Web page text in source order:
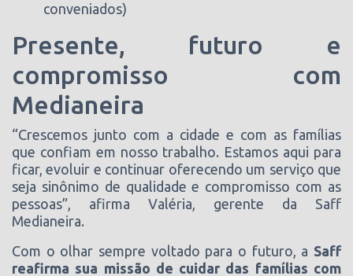
conveniados)
Presente, futuro e
compromisso com
Medianeira
“Crescemos junto com a cidade e com as famílias
que confiam em nosso trabalho. Estamos aqui para
ficar, evoluir e continuar oferecendo um serviço que
seja sinônimo de qualidade e compromisso com as
pessoas”, afirma Valéria, gerente da Saff
Medianeira.
Com o olhar sempre voltado para o futuro, a Saff
reafirma sua missão de cuidar das famílias com